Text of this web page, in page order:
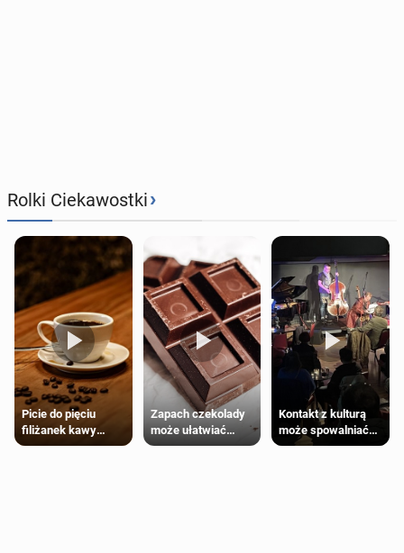
Rolki Ciekawostki›
Picie do pięciu
filiżanek kawy
dziennie jest
Zapach czekolady
może ułatwiać
trening siłowy
Kontakt z kulturą
może spowalniać
starzenie